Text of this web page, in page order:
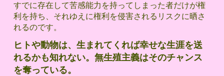
すでに存在して苦感能力を持ってしまった者だけが権
利を持ち、それゆえに権利を侵害されるリスクに晒さ
れるのです。
ヒトや動物は、生まれてくれば幸せな生涯を送
れるかも知れない。無生殖主義はそのチャンス
を奪っている。